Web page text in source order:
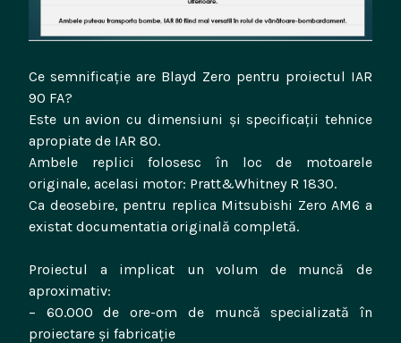
Ce semnificație are Blayd Zero pentru proiectul IAR
90 FA?
Este un avion cu dimensiuni și specificații tehnice
apropiate de IAR 80.
Ambele replici folosesc în loc de motoarele
originale, acelasi motor: Pratt&Whitney R 1830.
Ca deosebire, pentru replica Mitsubishi Zero AM6 a
existat documentatia originală completă.
Proiectul a implicat un volum de muncă de
aproximativ:
– 60.000 de ore-om de muncă specializată în
proiectare și fabricație